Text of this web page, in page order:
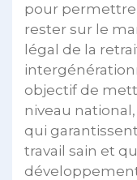
pour permettre
rester sur le
légal de la
objectif de
niveau
qui
travail sain et